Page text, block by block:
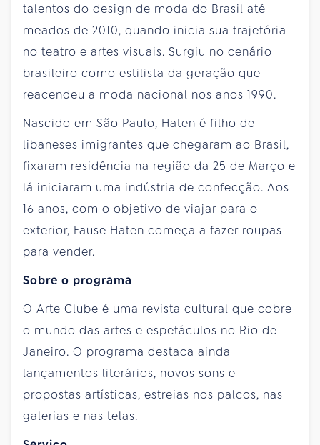
talentos do design de moda do Brasil até
meados de 2010, quando inicia sua trajetória
no teatro e artes visuais. Surgiu no cenário
brasileiro como estilista da geração que
reacendeu a moda nacional nos anos 1990.
Nascido em São Paulo, Haten é filho de
libaneses imigrantes que chegaram ao Brasil,
fixaram residência na região da 25 de Março e
lá iniciaram uma indústria de confecção. Aos
16 anos, com o objetivo de viajar para o
exterior, Fause Haten começa a fazer roupas
para vender.
Sobre o programa
O Arte Clube é uma revista cultural que cobre
o mundo das artes e espetáculos no Rio de
Janeiro. O programa destaca ainda
lançamentos literários, novos sons e
propostas artísticas, estreias nos palcos, nas
galerias e nas telas.